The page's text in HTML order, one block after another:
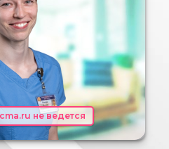
не ведется